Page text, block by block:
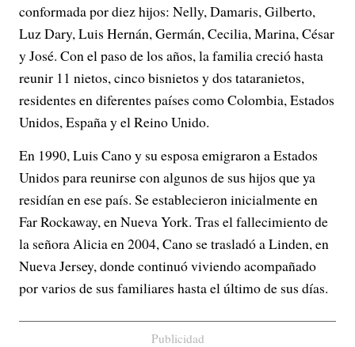
conformada por diez hijos: Nelly, Damaris, Gilberto,
Luz Dary, Luis Hernán, Germán, Cecilia, Marina, César
y José. Con el paso de los años, la familia creció hasta
reunir 11 nietos, cinco bisnietos y dos tataranietos,
residentes en diferentes países como Colombia, Estados
Unidos, España y el Reino Unido.
En 1990, Luis Cano y su esposa emigraron a Estados
Unidos para reunirse con algunos de sus hijos que ya
residían en ese país. Se establecieron inicialmente en
Far Rockaway, en Nueva York. Tras el fallecimiento de
la señora Alicia en 2004, Cano se trasladó a Linden, en
Nueva Jersey, donde continuó viviendo acompañado
por varios de sus familiares hasta el último de sus días.
Publicidad